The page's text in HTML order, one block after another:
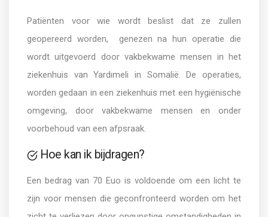
Patiënten voor wie wordt beslist dat ze zullen
geopereerd worden, genezen na hun operatie die
wordt uitgevoerd door vakbekwame mensen in het
ziekenhuis van Yardımeli in Somalië. De operaties,
worden gedaan in een ziekenhuis met een hygiënische
omgeving, door vakbekwame mensen en onder
voorbehoud van een afpsraak.
Hoe kan ik bijdragen?
Een bedrag van 70 Euo is voldoende om een licht te
zijn voor mensen die geconfronteerd worden om het